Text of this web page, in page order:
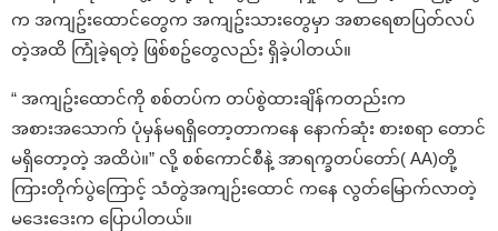
က အကျဥ်းထောင်တွေက အကျဥ်းသားတွေမှာ အစာရေစာပြတ်လပ်
တဲ့အထိ ကြုံခဲ့ရတဲ့ ဖြစ်စဥ်တွေလည်း ရှိခဲ့ပါတယ်။
“ အကျဥ်းထောင်ကို စစ်တပ်က တပ်စွဲထားချိန်ကတည်းက
အစားအသောက် ပုံမှန်မရရှိတော့တာကနေ နောက်ဆုံး စားစရာ တောင်
မရှိတော့တဲ့ အထိပဲ။” လို့ စစ်ကောင်စီနဲ့ အာရက္ခတပ်တော်( AA)တို့
ကြားတိုက်ပွဲကြောင့် သံတွဲအကျဉ်းထောင် ကနေ လွတ်မြောက်လာတဲ့
မဒေးဒေးက ပြောပါတယ်။